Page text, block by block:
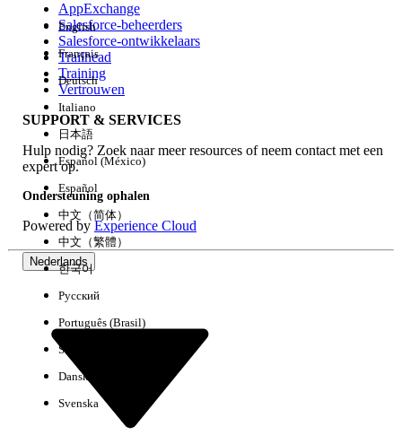
Ervaring
Alles wissen Gereed
Geen resultaten
AppExchange
Salesforce-beheerders
Salesforce-ontwikkelaars
Trailhead
Training
Vertrouwen
SUPPORT & SERVICES
Hulp nodig? Zoek naar meer resources of neem contact met een
expert op.
Ondersteuning ophalen
Powered byExperience Cloud
Nederlands
English
Français
Deutsch
Italiano
日本語
Español (México)
Español
中文（简体）
中文（繁體）
한국어
Русский
Português (Brasil)
Suomi
Dansk
Svenska